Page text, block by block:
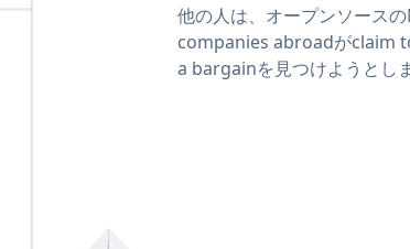
他の人は、オープンソース
companies abroadがclaim
a bargainを見つけようとしま